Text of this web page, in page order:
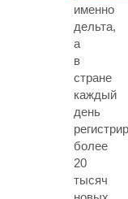
именно
дельта,
а
в
стране
каждый
день
более
20
тысяч